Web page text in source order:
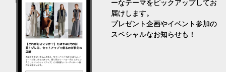
ーなテーマをピックアップしてお
届けします。
プレゼント企画やイベント参加の
スペシャルなお知らせも！